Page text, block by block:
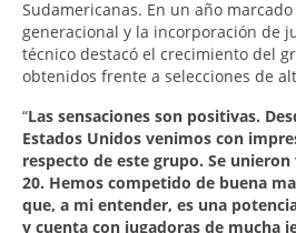
Sudamericanas. En un año
generacional y la incorporación de
técnico destacó el crecimiento del
obtenidos frente a selecciones de
“Las sensaciones son positivas.
Estados Unidos venimos con
respecto de este grupo. Se
20. Hemos competido de buena
que, a mi entender, es una
y cuenta con jugadoras de mucha